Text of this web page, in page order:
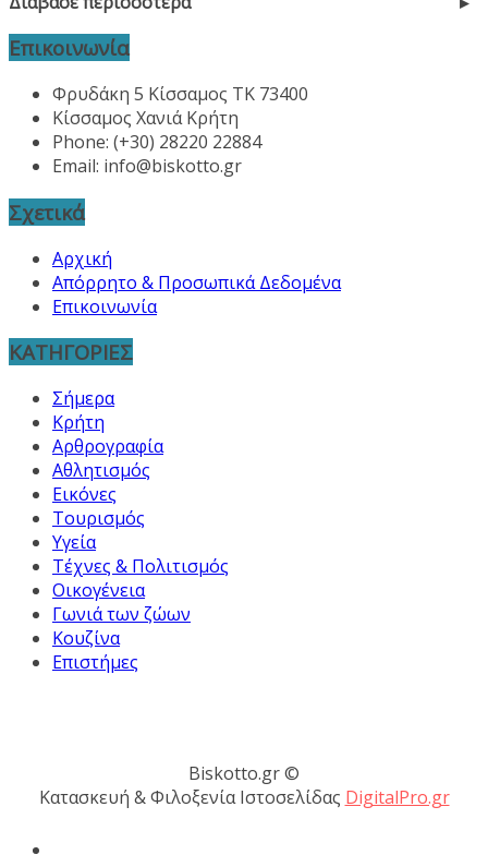
Επικοινωνία
Φρυδάκη 5 Κίσσαμος ΤΚ 73400
Κίσσαμος Χανιά Κρήτη
Phone: (+30) 28220 22884
Email: info@biskotto.gr
Σχετικά
Αρχική
Απόρρητο & Προσωπικά Δεδομένα
Επικοινωνία
ΚΑΤΗΓΟΡΙΕΣ
Σήμερα
Κρήτη
Αρθρογραφία
Αθλητισμός
Εικόνες
Τουρισμός
Υγεία
Τέχνες & Πολιτισμός
Οικογένεια
Γωνιά των ζώων
Κουζίνα
Επιστήμες
Biskotto.gr ©
Κατασκευή & Φιλοξενία Ιστοσελίδας DigitalPro.gr